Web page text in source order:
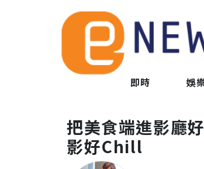
即時 娛
把美食端進影廳
影好Chill